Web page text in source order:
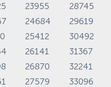
23955 28745
24684 29619
25412 30492
26141 31367
26870 32241
27579 33096